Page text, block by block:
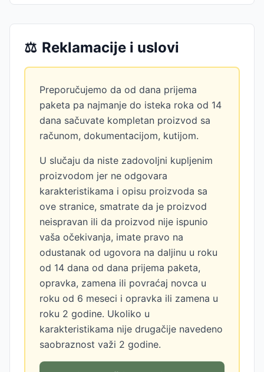
⚖️ Reklamacije i uslovi
Preporučujemo da od dana prijema
paketa pa najmanje do isteka roka od 14
dana sačuvate kompletan proizvod sa
računom, dokumentacijom, kutijom.
U slučaju da niste zadovoljni kupljenim
proizvodom jer ne odgovara
karakteristikama i opisu proizvoda sa
ove stranice, smatrate da je proizvod
neispravan ili da proizvod nije ispunio
vaša očekivanja, imate pravo na
odustanak od ugovora na daljinu u roku
od 14 dana od dana prijema paketa,
opravka, zamena ili povraćaj novca u
roku od 6 meseci i opravka ili zamena u
roku 2 godine. Ukoliko u
karakteristikama nije drugačije navedeno
saobraznost važi 2 godine.